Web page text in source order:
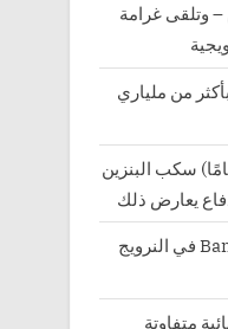
وتلقى غرامة
من ملياري
ترى أن الفتى (15 عامًا) سكب البنزين
يعارض ذلك
تغييرات كبيرة في نظام BankID في النرويج
متفاوتة